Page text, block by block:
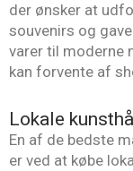
der ønsker at
souvenirs og
varer til moderne
kan forvente af
Lokale
En af de bedste
er ved at købe